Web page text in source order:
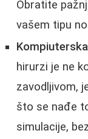
Obratite
vašem tipu
hirurzi je ne
zavodljivom,
što se nađe
simulacije,